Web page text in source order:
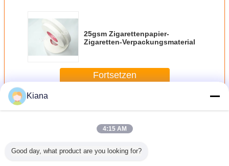
25gsm Zigarettenpapier-
Zigaretten-Verpackungsmaterial
Fortsetzen
Mehr
Kiana
4:15 AM
Good day, what product are you looking for?